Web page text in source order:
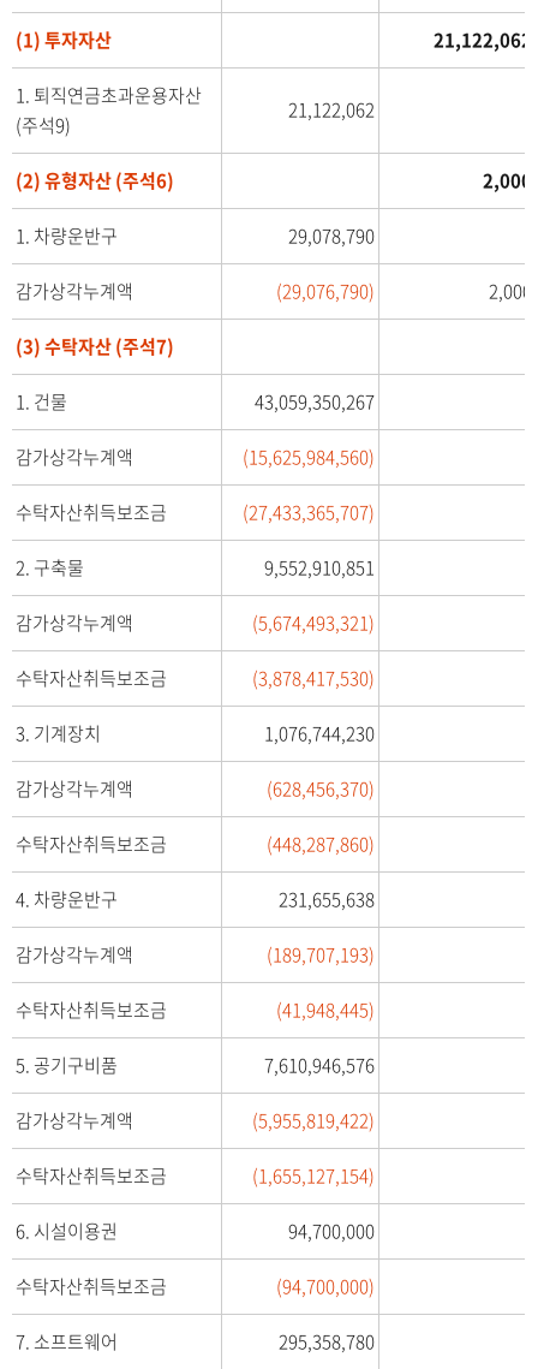
전
기
(
제
2
기
0
2
2
년
1
2
월
일
재
재
무
상
태
표
과
목
제
2
4
당
)
기
제
2
전
기
(1) 투자자산 21,122,062
1. 퇴직연금초과운용자산
(주석9)
21,122,062
(2) 유형자산 (주석6) 2,000
1. 차량운반구 29,078,790
감가상각누계액 (29,076,790) 2,000
(3) 수탁자산 (주석7)
1. 건물 43,059,350,267
감가상각누계액 (15,625,984,560)
수탁자산취득보조금 (27,433,365,707)
2. 구축물 9,552,910,851
감가상각누계액 (5,674,493,321)
수탁자산취득보조금 (3,878,417,530)
3. 기계장치 1,076,744,230
감가상각누계액 (628,456,370)
수탁자산취득보조금 (448,287,860)
4. 차량운반구 231,655,638
감가상각누계액 (189,707,193)
수탁자산취득보조금 (41,948,445)
5. 공기구비품 7,610,946,576
감가상각누계액 (5,955,819,422)
수탁자산취득보조금 (1,655,127,154)
6. 시설이용권 94,700,000
수탁자산취득보조금 (94,700,000)
7. 소프트웨어 295,358,780